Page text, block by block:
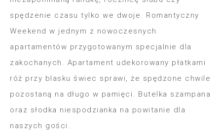
spędzenie czasu tylko we dwoje. Romantyczny
Weekend w jednym z nowoczesnych
apartamentów przygotowanym specjalnie dla
zakochanych. Apartament udekorowany płatkami
róż przy blasku świec sprawi, że spędzone chwile
pozostaną na długo w pamięci. Butelka szampana
oraz słodka niespodzianka na powitanie dla
naszych gości.